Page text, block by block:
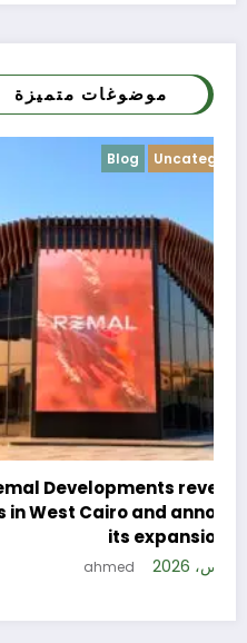
موضوغات متميزة
Uncategorized
reveals its
Cairo and announces
its expansion plan
5 أغسطس، 2026